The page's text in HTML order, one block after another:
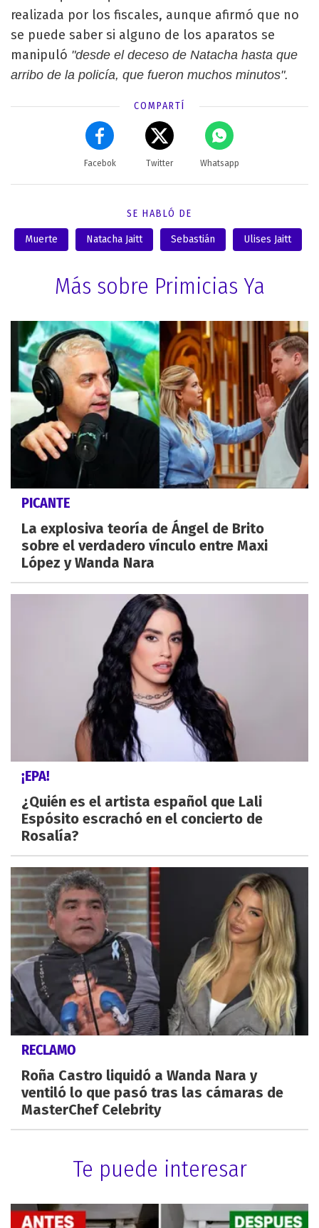
realizada por los fiscales, aunque afirmó que no
se puede saber si alguno de los aparatos se
manipuló "desde el deceso de Natacha hasta que
arribo de la policía, que fueron muchos minutos".
COMPARTÍ
Facebok Twitter Whatsapp
SE HABLÓ DE
Muerte Natacha Jaitt Sebastián Ulises Jaitt
Más sobre Primicias Ya
PICANTE
La explosiva teoría de Ángel de Brito
sobre el verdadero vínculo entre Maxi
López y Wanda Nara
¡EPA!
¿Quién es el artista español que Lali
Espósito escrachó en el concierto de
Rosalía?
RECLAMO
Roña Castro liquidó a Wanda Nara y
ventiló lo que pasó tras las cámaras de
MasterChef Celebrity
Te puede interesar